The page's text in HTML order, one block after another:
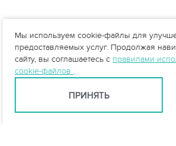
Мы используем cookie-файлы для
предоставляемых услуг. Продолжая
сайту, вы соглашаетесь с правилами
cookie-файлов .
ПРИНЯТЬ